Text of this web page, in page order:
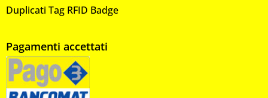
Duplicati Tag RFID Badge
Pagamenti accettati